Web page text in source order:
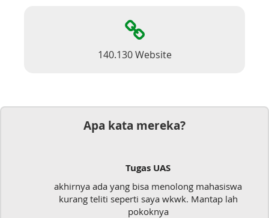
140.130 Website
Apa kata mereka?
mahasiswa
Mantap lah
Mudah sekali, tinggal kirim
langsung jadi